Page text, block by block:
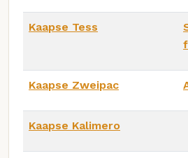
Kaapse Tess
Kaapse Zweipac
Kaapse Kalimero